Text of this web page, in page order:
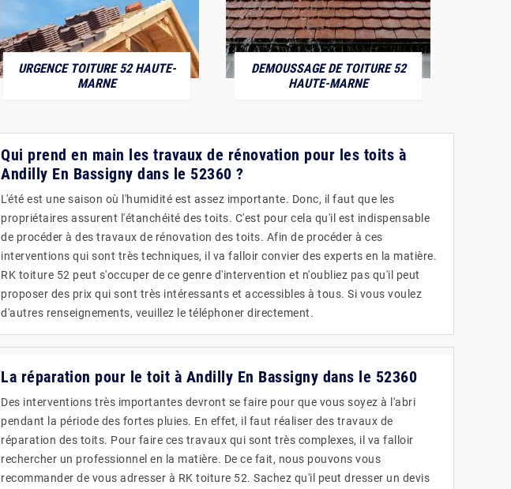
URGENCE TOITURE 52 HAUTE-
MARNE
DEMOUSSAGE DE TOITURE 52
HAUTE-MARNE
Qui prend en main les travaux de rénovation pour les toits à
Andilly En Bassigny dans le 52360 ?
L'été est une saison où l'humidité est assez importante. Donc, il faut que les
propriétaires assurent l'étanchéité des toits. C'est pour cela qu'il est indispensable
de procéder à des travaux de rénovation des toits. Afin de procéder à ces
interventions qui sont très techniques, il va falloir convier des experts en la matière.
RK toiture 52 peut s'occuper de ce genre d'intervention et n'oubliez pas qu'il peut
proposer des prix qui sont très intéressants et accessibles à tous. Si vous voulez
d'autres renseignements, veuillez le téléphoner directement.
La réparation pour le toit à Andilly En Bassigny dans le 52360
Des interventions très importantes devront se faire pour que vous soyez à l'abri
pendant la période des fortes pluies. En effet, il faut réaliser des travaux de
réparation des toits. Pour faire ces travaux qui sont très complexes, il va falloir
rechercher un professionnel en la matière. De ce fait, nous pouvons vous
recommander de vous adresser à RK toiture 52. Sachez qu'il peut dresser un devis